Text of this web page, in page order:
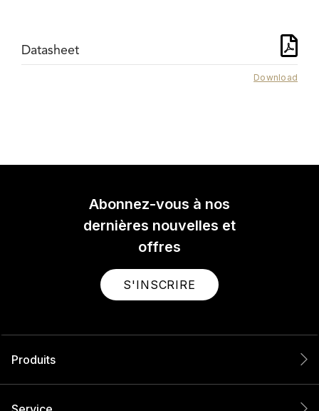
Datasheet
Download
Abonnez-vous à nos
dernières nouvelles et
offres
S'INSCRIRE
Produits